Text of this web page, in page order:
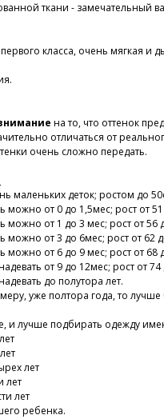
ткани - замечательный
класса, очень мягкая и
на то, что оттенок
отличаться от
очень сложно передать.
маленьких деток; ростом до
можно от 0 до 1,5мес; рост от
можно от 1 до 3 мес; рост от 56
можно от 3 до 6мес; рост от 62
можно от 6 до 9 мес; рост от 68
от 9 до 12мес; рост от 74
до полутора лет.
уже полтора года, то
и лучше подбирать одежду
лет
лет
лет
ребенка.